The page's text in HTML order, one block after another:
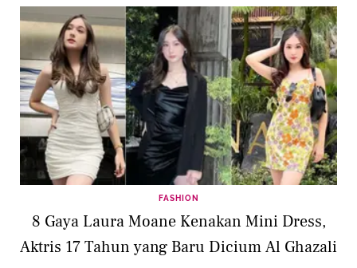
FASHION
8 Gaya Laura Moane Kenakan Mini Dress,
Aktris 17 Tahun yang Baru Dicium Al Ghazali